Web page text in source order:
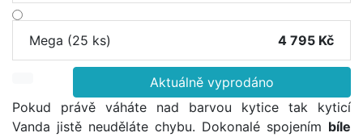
Mega (25 ks) 4 795 Kč
Aktuálně vyprodáno
Pokud právě váháte nad barvou kytice tak kyticí
Vanda jistě neuděláte chybu. Dokonalé spojením bíle